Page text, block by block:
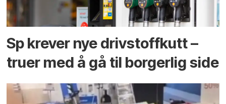
Sp krever nye drivstoffkutt –
truer med å gå til borgerlig side